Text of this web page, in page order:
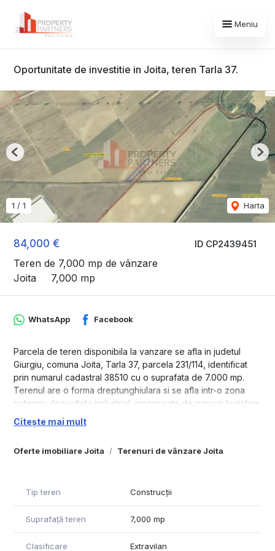
Meniu
Oportunitate de investitie in Joita, teren Tarla 37.
ID CP2439451
84,000 €
Teren de 7,000 mp de vânzare
Joita
7,000 mp
1 / 1 Harta
Previous
Oferte imobiliare Joita Terenuri de vânzare Joita
WhatsApp Facebook
Parcela de teren disponibila la vanzare se afla in judetul
Giurgiu, comuna Joita, Tarla 37, parcela 231/114, identificat
prin numarul cadastral 38510 cu o suprafata de 7.000 mp.
Terenul are o forma dreptunghiulara si se afla intr-o zona
puternic dezvoltata industrial, inconjurata de parcuri logistice
cum sunt: Centrul Logistic Emag, CTPark, etc.
Infrastructura in zona este solida, drumurile asfaltate si
fata de DC 147( drum comunal, asfaltat ) este de aproximatv
sunt:
- 10.200 mp cu lungime de 362,31 ml, latime de 28,43 ml,
- 10.100 mp cu lungime de 353,75 ml, latime de 28,83 ml,
Citește mai mult
Tip teren Construcții
Suprafață teren 7,000 mp
Clasificare Extravilan